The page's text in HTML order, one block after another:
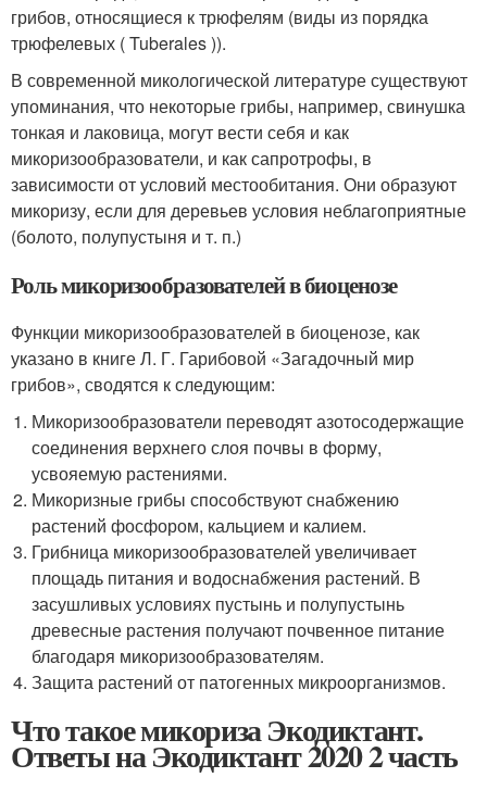
грибов, относящиеся к трюфелям (виды из порядка
трюфелевых ( Tuberales )).
В современной микологической литературе существуют
упоминания, что некоторые грибы, например, свинушка
тонкая и лаковица, могут вести себя и как
микоризообразователи, и как сапротрофы, в
зависимости от условий местообитания. Они образуют
микоризу, если для деревьев условия неблагоприятные
(болото, полупустыня и т. п.)
Роль микоризообразователей в биоценозе
Функции микоризообразователей в биоценозе, как
указано в книге Л. Г. Гарибовой «Загадочный мир
грибов», сводятся к следующим:
Микоризообразователи переводят азотосодержащие
соединения верхнего слоя почвы в форму,
усвояемую растениями.
Микоризные грибы способствуют снабжению
растений фосфором, кальцием и калием.
Грибница микоризообразователей увеличивает
площадь питания и водоснабжения растений. В
засушливых условиях пустынь и полупустынь
древесные растения получают почвенное питание
благодаря микоризообразователям.
Защита растений от патогенных микроорганизмов.
Что такое микориза Экодиктант.
Ответы на Экодиктант 2020 2 часть